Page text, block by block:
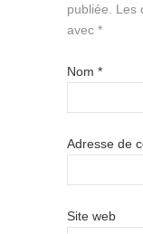
publiée.
Les
avec *
Nom *
Adresse de
Site web